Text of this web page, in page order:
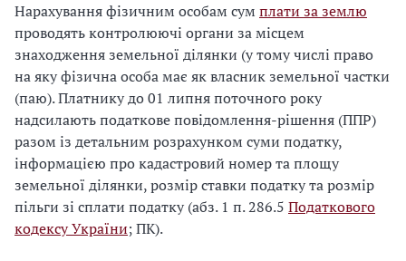
Нарахування фізичним особам сум плати за землю
проводять контролюючі органи за місцем
знаходження земельної ділянки (у тому числі право
на яку фізична особа має як власник земельної частки
(паю). Платнику до 01 липня поточного року
надсилають податкове повідомлення-рішення (ППР)
разом із детальним розрахунком суми податку,
інформацією про кадастровий номер та площу
земельної ділянки, розмір ставки податку та розмір
пільги зі сплати податку (абз. 1 п. 286.5 Податкового
кодексу України; ПК).